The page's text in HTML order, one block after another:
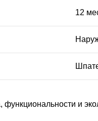
12
функциональности и